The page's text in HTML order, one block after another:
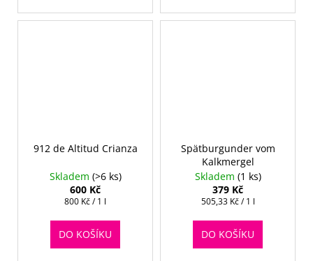
912 de Altitud Crianza
Skladem (>6 ks)
600 Kč
Měrná
800 Kč / 1 l
DO KOŠÍKU
Spätburgunder vom
Kalkmergel
Skladem (1 ks)
379 Kč
Měrná
505,33 Kč / 1 l
DO KOŠÍKU